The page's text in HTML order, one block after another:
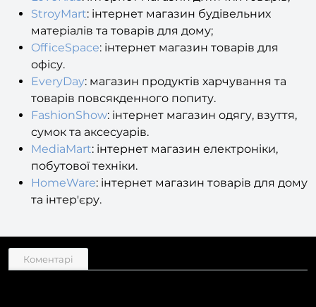
матеріалів та товарів для дому;
OfficeSpace
: інтернет магазин товарів для
офісу.
EveryDay
: магазин продуктів харчування та
товарів повсякденного попиту.
FashionShow
: інтернет магазин одягу, взуття,
сумок та аксесуарів.
: інтернет магазин електроніки,
побутової техніки.
HomeWare
: інтернет магазин товарів для дому
та інтер'єру.
Коментарі